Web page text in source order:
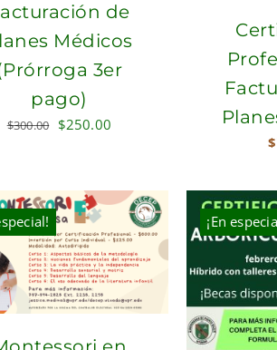
de
Médicos
3er
pago)
$300.00 Original
$300.00.
$250.00
$250.00.
$
¡En